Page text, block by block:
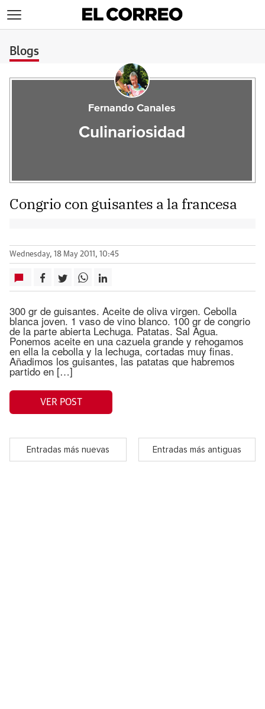
Blogs
Fernando Canales
Culinariosidad
Congrio con guisantes a la francesa
Wednesday, 18 May 2011, 10:45
300 gr de guisantes. Aceite de oliva virgen. Cebolla
blanca joven. 1 vaso de vino blanco. 100 gr de congrio
de la parte abierta Lechuga. Patatas. Sal Agua.
Ponemos aceite en una cazuela grande y rehogamos
en ella la cebolla y la lechuga, cortadas muy finas.
Añadimos los guisantes, las patatas que habremos
partido en […]
VER POST
Entradas más nuevas Entradas más antiguas